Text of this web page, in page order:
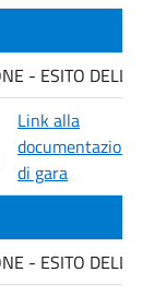
- ESITO DELLA
Link alla
documentazione
di gara
- ESITO